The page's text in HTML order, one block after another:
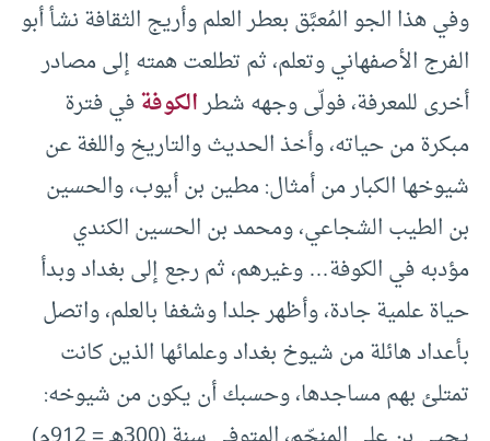
وفي هذا الجو المُعبَّق بعطر العلم وأريج الثقافة نشأ أبو
الفرج الأصفهاني وتعلم، ثم تطلعت همته إلى مصادر
أخرى للمعرفة، فولّى وجهه شطرالكوفةفي فترة
مبكرة من حياته، وأخذ الحديث والتاريخ واللغة عن
شيوخها الكبار من أمثال: مطين بن أيوب، والحسين
بن الطيب الشجاعي، ومحمد بن الحسين الكندي
مؤدبه في الكوفة… وغيرهم، ثم رجع إلى بغداد وبدأ
حياة علمية جادة، وأظهر جلدا وشغفا بالعلم، واتصل
بأعداد هائلة من شيوخ بغداد وعلمائها الذين كانت
تمتلئ بهم مساجدها، وحسبك أن يكون من شيوخه: